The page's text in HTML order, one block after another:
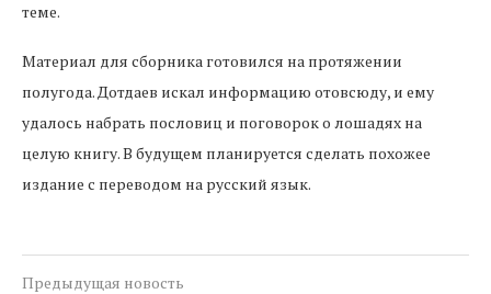
теме.
Материал для сборника готовился на протяжении
полугода. Дотдаев искал информацию отовсюду, и ему
удалось набрать пословиц и поговорок о лошадях на
целую книгу. В будущем планируется сделать похожее
издание с переводом на русский язык.
Предыдущая новость